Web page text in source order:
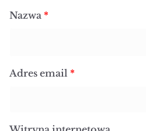
Nazwa *
Adres email *